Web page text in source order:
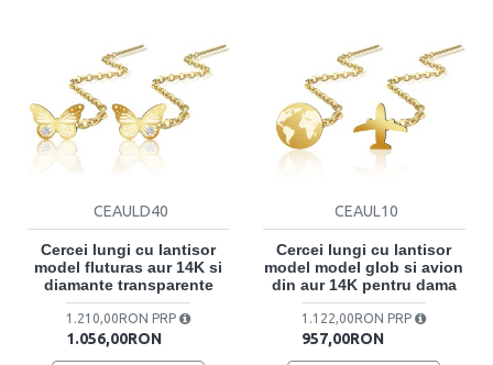
CEAULD40
Cercei lungi cu lantisor
model fluturas aur 14K si
diamante transparente
1.056,00RON
1.210,00RON PRP
CEAUL10
Cercei lungi cu lantisor
model model glob si avion
din aur 14K pentru dama
957,00RON
1.122,00RON PRP